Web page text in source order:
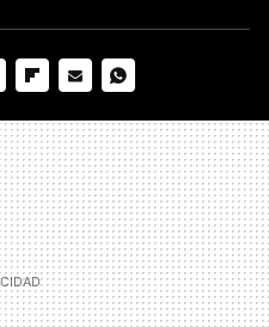
MAIL